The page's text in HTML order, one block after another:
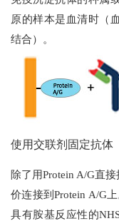
原的样本是血清时（
结合）。
使用交联剂固定抗体
除了用Protein A/G直
价连接到Protein A/G
具有胺基反应性的